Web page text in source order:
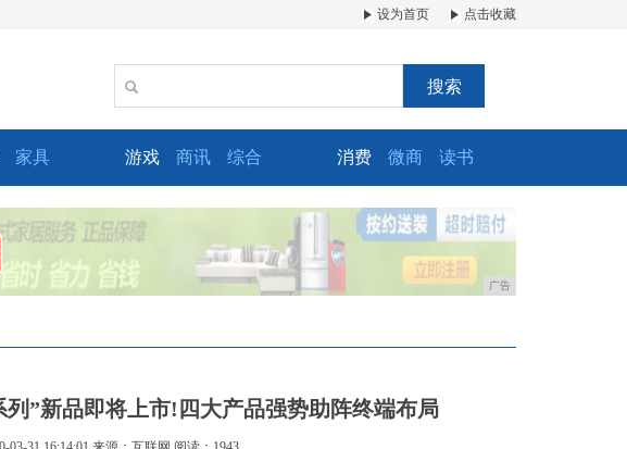
设为首页 点击收藏
搜索
家具 游戏 商讯 综合 消费 微商 读书
广告
”新品即将上市!四大产品强势助阵终端布局